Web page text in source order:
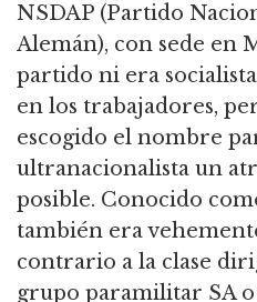
NSDAP (Partido
Alemán), con sede en
partido ni era
en los trabajadores,
escogido el nombre
ultranacionalista un
posible. Conocido
también era
contrario a la clase
grupo paramilitar SA o